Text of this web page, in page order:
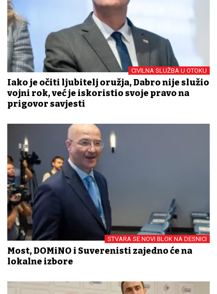
CIVILNA SLUŽBA U OTOKU
Iako je očiti ljubitelj oružja, Dabro nije služio
vojni rok, već je iskoristio svoje pravo na
prigovor savjesti
STVARA SE NOVI BLOK NA DESNICI
Most, DOMiNO i Suverenisti zajedno će na
lokalne izbore